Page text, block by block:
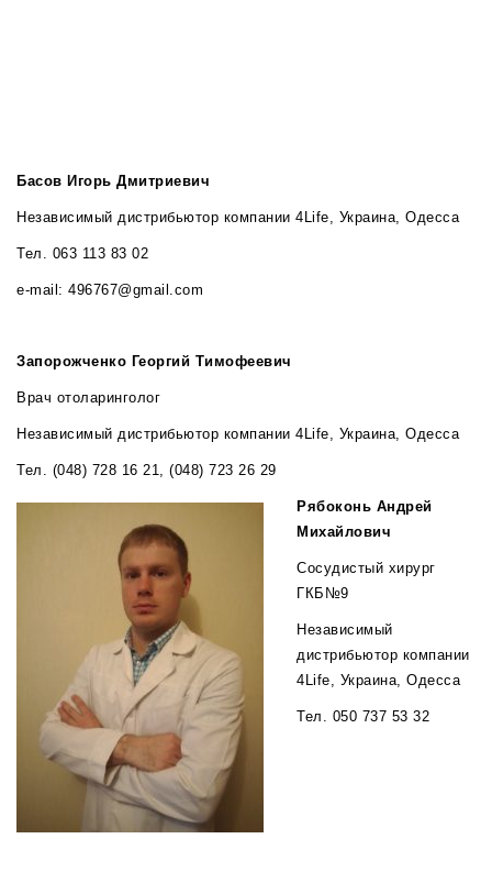
Басов Игорь Дмитриевич
Независимый дистрибьютор компании 4Life, Украина, Одесса
Тел. 063 113 83 02
e-mail: 496767@gmail.com
Запорожченко Георгий Тимофеевич
Врач отоларинголог
Независимый дистрибьютор компании 4Life, Украина, Одесса
Тел. (048) 728 16 21, (048) 723 26 29
Рябоконь Андрей
Михайлович
Сосудистый хирург
ГКБ№9
Независимый
дистрибьютор компании
4Life, Украина, Одесса
Тел. 050 737 53 32